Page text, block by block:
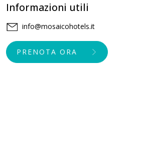
Informazioni utili
info@mosaicohotels.it
PRENOTA ORA